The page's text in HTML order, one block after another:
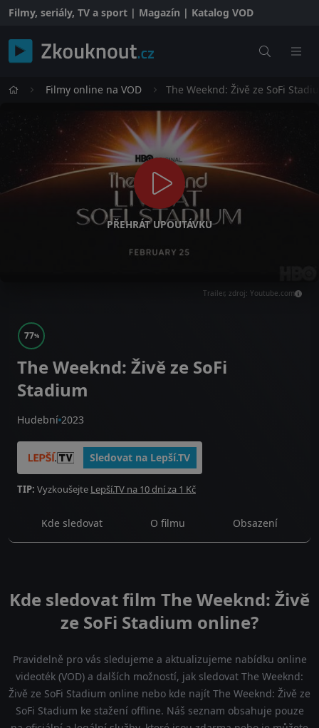
Filmy, seriály, TV a sport | Magazín | Katalog VOD
Filmy online na VOD The Weeknd: Živě ze SoFi
PŘEHRÁT UPOUTÁVKU
Trailer, zdroj: Youtube.com
77%
The Weeknd: Živě ze SoFi
Stadium
Hudební 2023
Sledovat na Lepší.TV
TIP: Vyzkoušejte Lepší.TV na 10 dní za 1 Kč
Kde sledovat O filmu Obsazení
Kde sledovat film The Weeknd: Živě
ze SoFi Stadium online?
Pravidelně pro vás sledujeme a aktualizujeme nabídku online
videoték (VOD) a dalších možností, jak sledovat The Weeknd:
Živě ze SoFi Stadium online nebo kde najít The Weeknd: Živě ze
SoFi Stadium ke stažení offline. Náš seznam obsahuje pouze